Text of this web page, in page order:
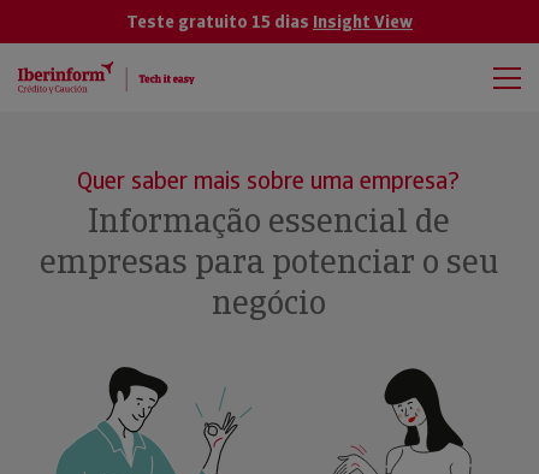
Teste gratuito 15 dias Insight View
Quer saber mais sobre uma empresa?
Informação essencial de
empresas para potenciar o seu
negócio